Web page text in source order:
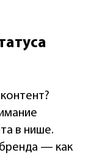
в нише.
— как